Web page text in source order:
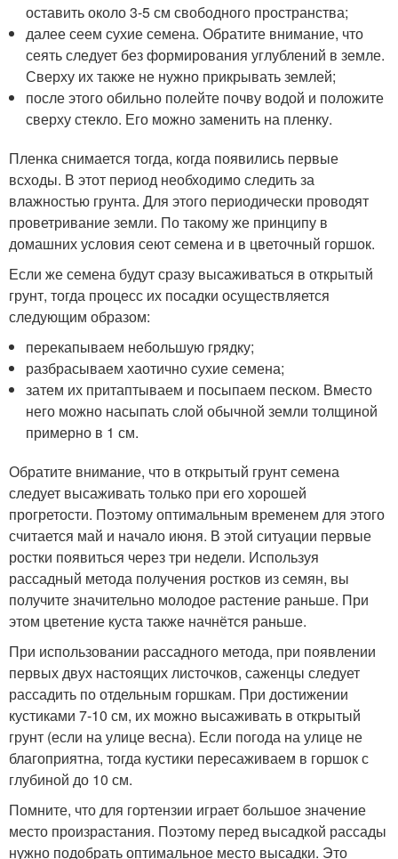
оставить около 3-5 см свободного пространства;
далее сеем сухие семена. Обратите внимание, что
сеять следует без формирования углублений в земле.
Сверху их также не нужно прикрывать землей;
после этого обильно полейте почву водой и положите
сверху стекло. Его можно заменить на пленку.
Пленка снимается тогда, когда появились первые
всходы. В этот период необходимо следить за
влажностью грунта. Для этого периодически проводят
проветривание земли. По такому же принципу в
домашних условия сеют семена и в цветочный горшок.
Если же семена будут сразу высаживаться в открытый
грунт, тогда процесс их посадки осуществляется
следующим образом:
перекапываем небольшую грядку;
разбрасываем хаотично сухие семена;
затем их притаптываем и посыпаем песком. Вместо
него можно насыпать слой обычной земли толщиной
примерно в 1 см.
Обратите внимание, что в открытый грунт семена
следует высаживать только при его хорошей
прогретости. Поэтому оптимальным временем для этого
считается май и начало июня. В этой ситуации первые
ростки появиться через три недели. Используя
рассадный метода получения ростков из семян, вы
получите значительно молодое растение раньше. При
этом цветение куста также начнётся раньше.
При использовании рассадного метода, при появлении
первых двух настоящих листочков, саженцы следует
рассадить по отдельным горшкам. При достижении
кустиками 7-10 см, их можно высаживать в открытый
грунт (если на улице весна). Если погода на улице не
благоприятна, тогда кустики пересаживаем в горшок с
глубиной до 10 см.
Помните, что для гортензии играет большое значение
место произрастания. Поэтому перед высадкой рассады
нужно подобрать оптимальное место высадки. Это